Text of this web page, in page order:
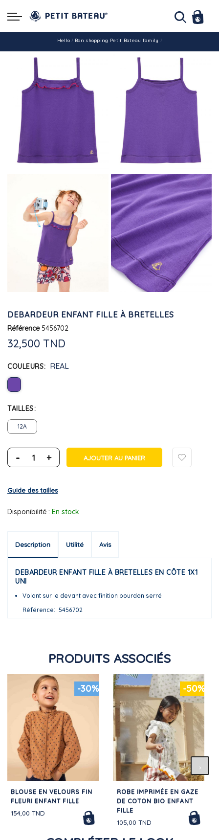
Hello ! Bon shopping Petit Bateau family !
La livraison est assurée partout en Tunisie !
-10% pour tout paiement par carte bancaire (hors promo)
DEBARDEUR ENFANT FILLE À BRETELLES
Référence 5456702
32,500 TND
COULEURS REAL
TAILLES
12A
- + AJOUTER AU PANIER
Guide des tailles
Disponibilité : En stock
Description Utilité Avis
DEBARDEUR ENFANT FILLE À BRETELLES EN CÔTE 1X1
UNI
Volant sur le devant avec finition bourdon serré
Référence
5456702
PRODUITS ASSOCIÉS
-30%
BLOUSE EN VELOURS FIN
FLEURI ENFANT FILLE
154,00 TND
-50%
ROBE IMPRIMÉE EN GAZE
DE COTON BIO ENFANT
FILLE
105,00 TND